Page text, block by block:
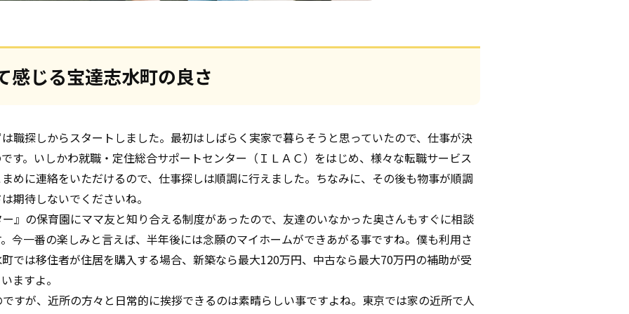
感じる宝達志水町の良さ
職探しからスタートしました。最初はしばらく実家で暮らそうと思っていたので、仕事が決
す。いしかわ就職・定住総合サポートセンター（ＩＬＡＣ）をはじめ、様々な転職サービス
めに連絡をいただけるので、仕事探しは順調に行えました。ちなみに、その後も物事が順調
期待しないでくださいね。
』の保育園にママ友と知り合える制度があったので、友達のいなかった奥さんもすぐに相談
今一番の楽しみと言えば、半年後には念願のマイホームができあがる事ですね。僕も利用さ
では移住者が住居を購入する場合、新築なら最大120万円、中古なら最大70万円の補助が受
ますよ。
すが、近所の方々と日常的に挨拶できるのは素晴らしい事ですよね。東京では家の近所で人